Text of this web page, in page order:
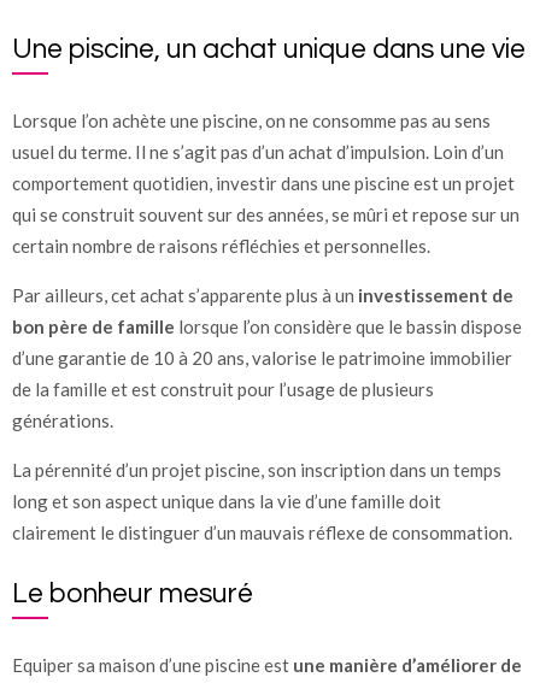
Une piscine, un achat unique dans une vie
Lorsque l’on achète une piscine, on ne consomme pas au sens
usuel du terme. Il ne s’agit pas d’un achat d’impulsion. Loin d’un
comportement quotidien, investir dans une piscine est un projet
qui se construit souvent sur des années, se mûri et repose sur un
certain nombre de raisons réfléchies et personnelles.
Par ailleurs, cet achat s’apparente plus à un investissement de
bon père de famille lorsque l’on considère que le bassin dispose
d’une garantie de 10 à 20 ans, valorise le patrimoine immobilier
de la famille et est construit pour l’usage de plusieurs
générations.
La pérennité d’un projet piscine, son inscription dans un temps
long et son aspect unique dans la vie d’une famille doit
clairement le distinguer d’un mauvais réflexe de consommation.
Le bonheur mesuré
Equiper sa maison d’une piscine est une manière d’améliorer de